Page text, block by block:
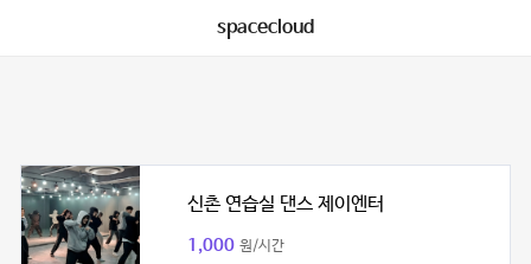
spacecloud
신촌 연습실 댄스 제이엔터
1,000 원/시간